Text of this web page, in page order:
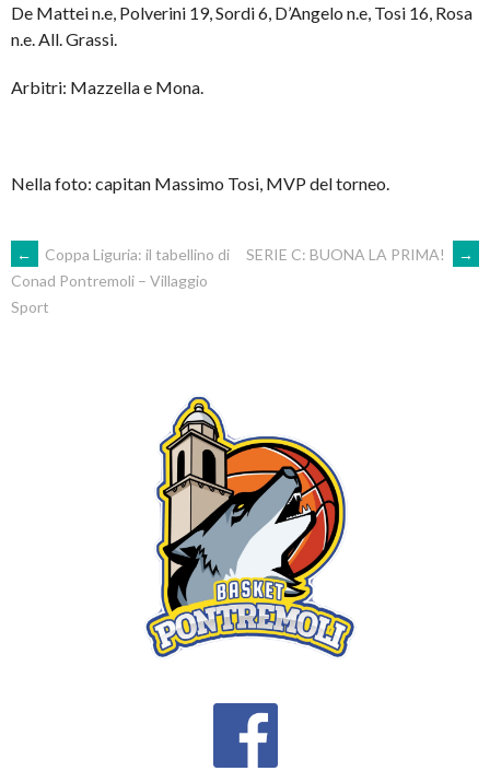
De Mattei n.e, Polverini 19, Sordi 6, D’Angelo n.e, Tosi 16, Rosa
n.e. All. Grassi.
Arbitri: Mazzella e Mona.
Nella foto: capitan Massimo Tosi, MVP del torneo.
POST
NAVIGATION
←
Coppa Liguria: il tabellino di
Conad Pontremoli – Villaggio
Sport
SERIE C: BUONA LA PRIMA! →